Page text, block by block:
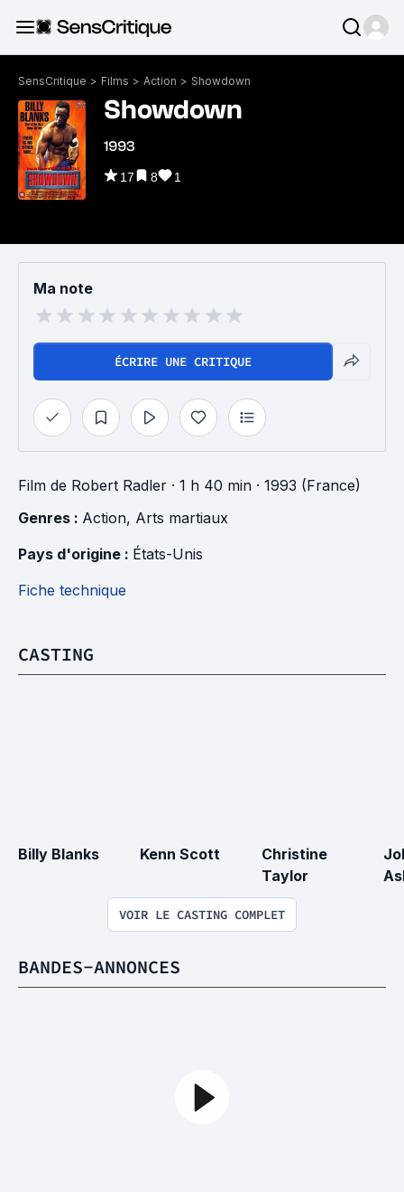
SensCritique > Films > Action > Showdown
Showdown
1993
17 8 1
Ma note
ÉCRIRE UNE CRITIQUE
Film de Robert Radler · 1 h 40 min · 1993 (France)
Genres : Action, Arts martiaux
Pays d'origine : États-Unis
Fiche technique
CASTING
Billy Blanks Kenn Scott
Christine
Taylor
VOIR LE CASTING COMPLET
BANDES-ANNONCES